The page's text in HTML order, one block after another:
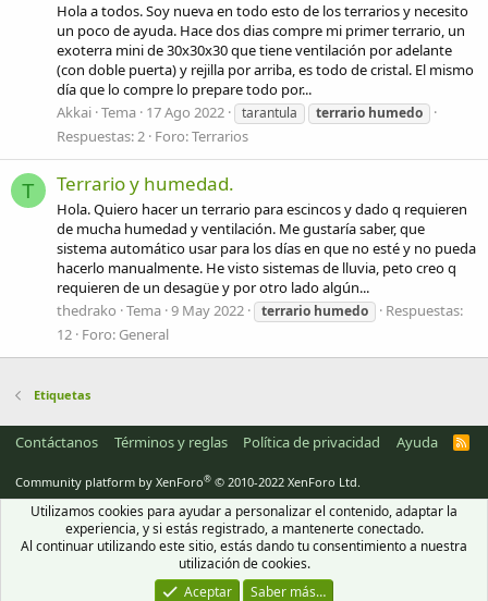
Hola a todos. Soy nueva en todo esto de los terrarios y necesito
un poco de ayuda. Hace dos dias compre mi primer terrario, un
exoterra mini de 30x30x30 que tiene ventilación por adelante
(con doble puerta) y rejilla por arriba, es todo de cristal. El mismo
día que lo compre lo prepare todo por...
Akkai Tema 17 Ago 2022 tarantula terrario humedo
Respuestas: 2 Foro:Terrarios
T Terrario y humedad.
Hola. Quiero hacer un terrario para escincos y dado q requieren
de mucha humedad y ventilación. Me gustaría saber, que
sistema automático usar para los días en que no esté y no pueda
hacerlo manualmente. He visto sistemas de lluvia, peto creo q
requieren de un desagüe y por otro lado algún...
thedrako Tema 9 May 2022 terrario humedo
Respuestas:
12 Foro: General
Etiquetas
Contáctanos Términos y reglas Política de privacidad Ayuda
R
Community platform by XenForo® © 2010-2022 XenForo Ltd.
Utilizamos cookies para ayudar a personalizar el contenido, adaptar la
experiencia, y si estás registrado, a mantenerte conectado.
Al continuar utilizando este sitio, estás dando tu consentimiento a nuestra
utilización de cookies.
Aceptar
Saber más…